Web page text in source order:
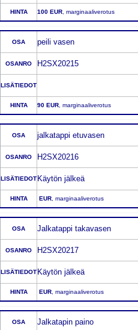
HINTA 100 EUR , marginaaliverotus
OSA peili vasen
OSANRO H2SX20215
LISÄTIEDOT
HINTA 90 EUR , marginaaliverotus
OSA jalkatappi etuvasen
OSANRO H2SX20216
LISÄTIEDOT Käytön jälkeä
HINTA EUR , marginaaliverotus
OSA Jalkatappi takavasen
OSANRO H2SX20217
LISÄTIEDOT Käytön jälkeä
HINTA EUR , marginaaliverotus
OSA Jalkatapin paino